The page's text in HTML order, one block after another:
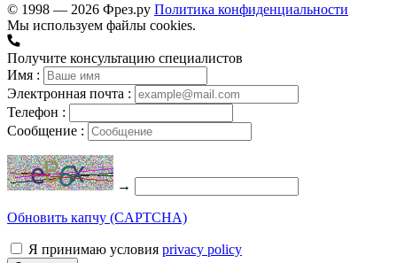
© 1998 — 2026 Фрез.ру Политика конфиденциальности
Мы используем файлы cookies.
Получите консультацию специалистов
Имя :
Электронная почта :
Телефон :
Сообщение :
→
Обновить капчу (CAPTCHA)
Я принимаю условия privacy policy